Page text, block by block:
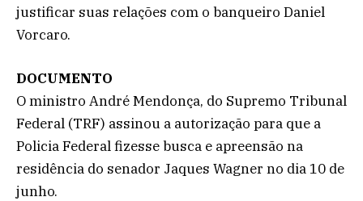
justificar suas relações com o banqueiro Daniel
Vorcaro.
DOCUMENTO
O ministro André Mendonça, do Supremo Tribunal
Federal (TRF) assinou a autorização para que a
Policia Federal fizesse busca e apreensão na
residência do senador Jaques Wagner no dia 10 de
junho.